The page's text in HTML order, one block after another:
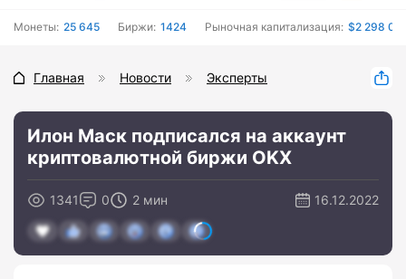
Монеты: 25 645 Биржи: 1424 Рыночная капитализация: $2 298
Главная Новости Эксперты
Илон Маск подписался на аккаунт
криптовалютной биржи OKX
1341 0 2 мин 16.12.2022